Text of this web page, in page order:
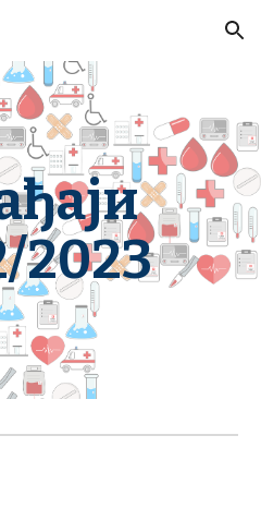
Skip to navigation
2023